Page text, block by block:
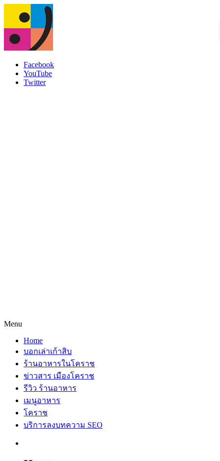
Facebook
YouTube
Twitter
Menu
Home
บอกเล่าเก้าสิบ
ร้านอาหารในโคราช
ข่าวสาร เมืองโคราช
รีวิว ร้านอาหาร
เมนูอาหาร
โคราช
บริการลงบทความ SEO